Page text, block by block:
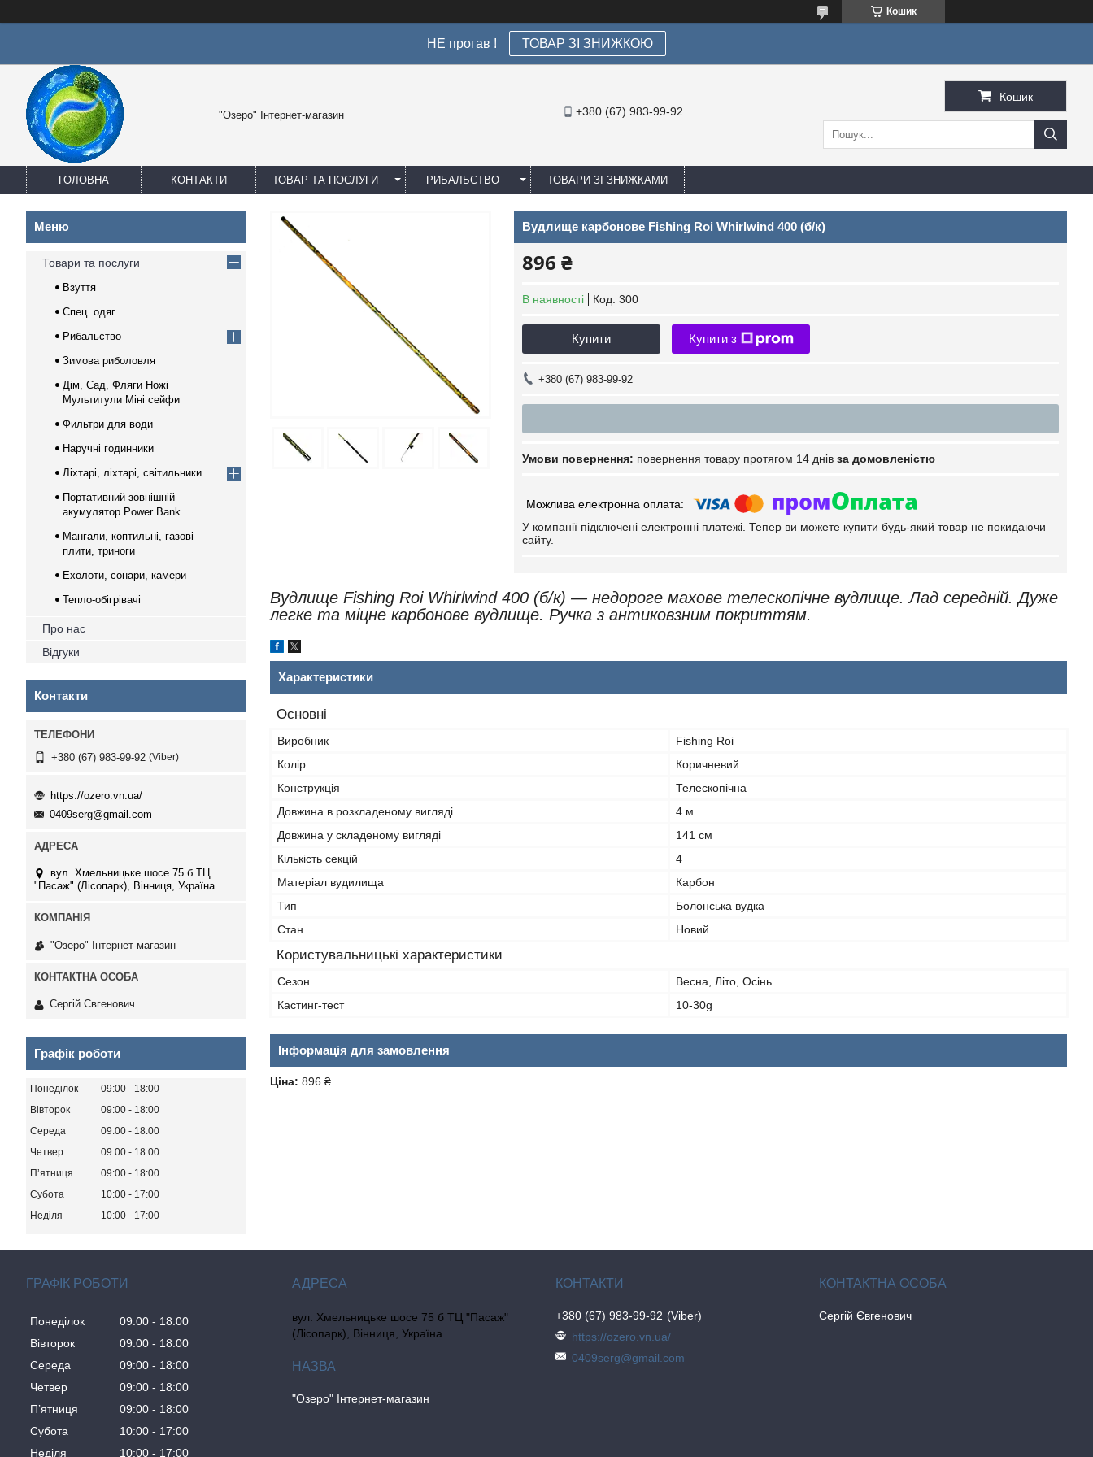
Кошик
НЕ прогав ! ТОВАР ЗІ ЗНИЖКОЮ
"Озеро" Інтернет-магазин +380 (67) 983-99-92
Кошик
ГОЛОВНА КОНТАКТИ ТОВАР ТА ПОСЛУГИ РИБАЛЬСТВО ТОВАРИ ЗІ ЗНИЖКАМИ
Вудлище карбонове Fishing Roi Whirlwind 400 (б/к)
896 ₴
В наявності Код: 300
Купити Купити з
+380 (67) 983-99-92
повернення товару протягом 14 днів за домовленістю
У компанії підключені електронні платежі. Тепер ви можете купити будь-який товар не покидаючи
сайту.
Вудлище Fishing Roi Whirlwind 400 (б/к) — недороге махове телескопічне вудлище. Лад середній. Дуже
легке та міцне карбонове вудлище. Ручка з антиковзним покриттям.
Характеристики
Основні
Виробник
Fishing Roi
Колір
Коричневий
Конструкція
Телескопічна
Довжина в розкладеному вигляді
4 м
Довжина у складеному вигляді
141 см
Кількість секцій
4
Матеріал вудилища
Карбон
Тип
Болонська вудка
Стан
Новий
Користувальницькі характеристики
Сезон
Весна, Літо, Осінь
Кастинг-тест
10-30g
Інформація для замовлення
Ціна: 896 ₴
Товари та послуги
Взуття
Спец. одяг
Рибальство
Зимова риболовля
Дім, Сад, Фляги Ножі
Мультитули Міні сейфи
Фильтри для води
Наручні годинники
Ліхтарі, ліхтарі, світильники
Портативний зовнішній
акумулятор Power Bank
Мангали, коптильні, газові
плити, триноги
Ехолоти, сонари, камери
Тепло-обігрівачі
Про нас
Відгуки
Контакти
+380 (67) 983-99-92 Viber
https://ozero.vn.ua/
0409serg@gmail.com
вул. Хмельницьке шосе 75 б ТЦ
"Пасаж" (Лісопарк), Вінниця, Україна
"Озеро" Інтернет-магазин
Сергій Євгенович
Графік роботи
Понеділок 09:00
18:00
Вівторок
09:00
18:00
Середа
09:00
18:00
Четвер
09:00
18:00
Пʼятниця
09:00
18:00
Субота
10:00
17:00
Неділя
10:00 17:00
ГРАФІК РОБОТИ
Понеділок 09:00
18:00
Вівторок
09:00
18:00
Середа
09:00
18:00
Четвер
09:00
18:00
Пʼятниця
09:00
18:00
Субота
10:00
17:00
Неділя
10:00 17:00
вул. Хмельницьке шосе 75 б ТЦ "Пасаж"
(Лісопарк), Вінниця, Україна
"Озеро" Інтернет-магазин
+380 (67) 983-99-92
Viber
https://ozero.vn.ua/
0409serg@gmail.com
Сергій Євгенович